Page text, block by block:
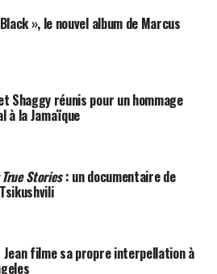
un premier EP intitulé
EP DE H.E.R., EST
RNB
», le nouvel album de Marcus
Shaggy réunis pour un hommage
à la Jamaïque
Stories: un documentaire de
Jean filme sa propre interpellation à